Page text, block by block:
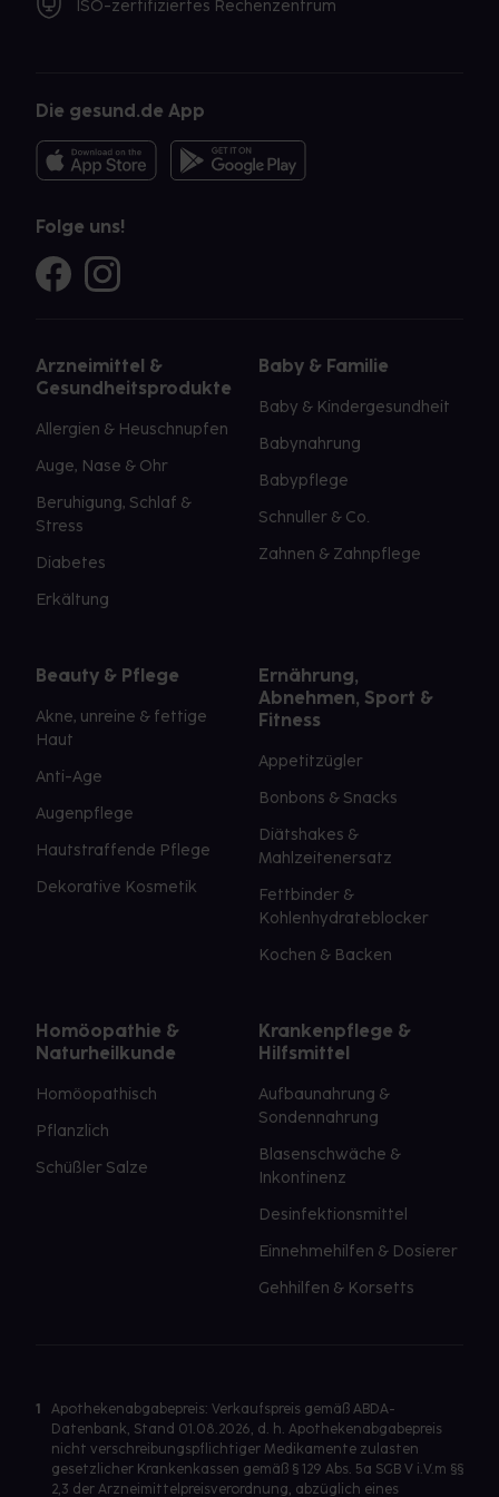
ISO-zertifiziertes Rechenzentrum
Die gesund.de App
Folge uns!
Arzneimittel &
Gesundheitsprodukte
Allergien & Heuschnupfen
Auge, Nase & Ohr
Beruhigung, Schlaf &
Stress
Diabetes
Erkältung
Baby & Familie
Baby & Kindergesundheit
Babynahrung
Babypflege
Schnuller & Co.
Zahnen & Zahnpflege
Beauty & Pflege
Akne, unreine & fettige
Haut
Anti-Age
Augenpflege
Hautstraffende Pflege
Dekorative Kosmetik
Ernährung,
Abnehmen, Sport &
Fitness
Appetitzügler
Bonbons & Snacks
Diätshakes &
Mahlzeitenersatz
Fettbinder &
Kohlenhydrateblocker
Kochen & Backen
Homöopathie &
Naturheilkunde
Homöopathisch
Pflanzlich
Schüßler Salze
Krankenpflege &
Hilfsmittel
Aufbaunahrung &
Sondennahrung
Blasenschwäche &
Inkontinenz
Desinfektionsmittel
Einnehmehilfen & Dosierer
Gehhilfen & Korsetts
1
Apothekenabgabepreis: Verkaufspreis gemäß ABDA-
Datenbank, Stand 01.08.2026, d. h. Apothekenabgabepreis
nicht verschreibungspflichtiger Medikamente zulasten
gesetzlicher Krankenkassen gemäß § 129 Abs. 5a SGB V i.V.m §§
2,3 der Arzneimittelpreisverordnung, abzüglich eines